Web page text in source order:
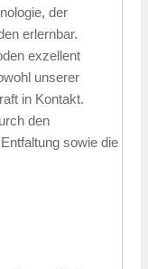
der
erlernbar.
exzellent
unserer
in Kontakt.
den
sowie die